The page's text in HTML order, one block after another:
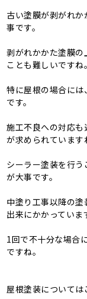
古い塗膜が剥がれ
事です。
剥がれかかた塗膜
ことも難しいですね。
特に屋根の場合に
です。
施工不良への対応も
が求められています
シーラー塗装を行
が大事です。
中塗り工事以降の
出来にかかっていま
1回で不十分な場合
ですね。
屋根塗装について